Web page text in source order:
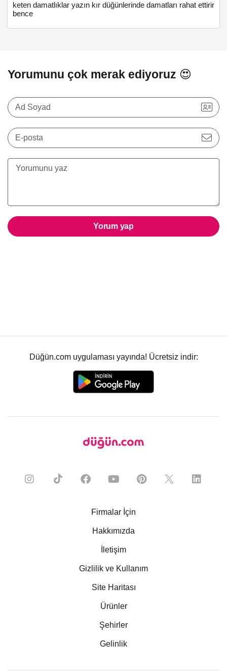
keten damatlıklar yazın kır düğünlerinde damatları rahat ettirir
bence
Yorumunu çok merak ediyoruz 😍
Ad Soyad
E-posta
Yorum yap
Düğün.com uygulaması yayında! Ücretsiz indir:
Firmalar İçin
Hakkımızda
İletişim
Gizlilik ve Kullanım
Site Haritası
Ürünler
Şehirler
Gelinlik